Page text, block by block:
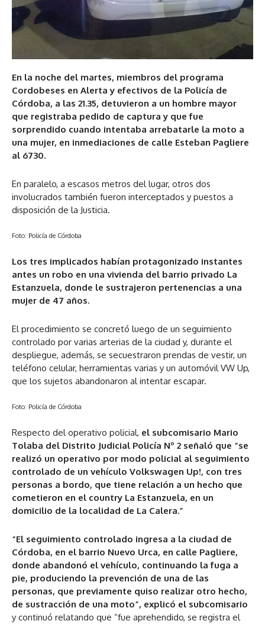
En la noche del martes, miembros del programa
Cordobeses en Alerta y efectivos de la Policía de
Córdoba, a las 21.35, detuvieron a un hombre mayor
que registraba pedido de captura y que fue
sorprendido cuando intentaba arrebatarle la moto a
una mujer, en inmediaciones de calle Esteban Pagliere
al 6730.
En paralelo, a escasos metros del lugar, otros dos
involucrados también fueron interceptados y puestos a
disposición de la Justicia.
Foto: Policía de Córdoba
Los tres implicados habían protagonizado instantes
antes un robo en una vivienda del barrio privado La
Estanzuela, donde le sustrajeron pertenencias a una
mujer de 47 años.
El procedimiento se concretó luego de un seguimiento
controlado por varias arterias de la ciudad y, durante el
despliegue, además, se secuestraron prendas de vestir, un
teléfono celular, herramientas varias y un automóvil VW Up,
que los sujetos abandonaron al intentar escapar.
Foto: Policía de Córdoba
Respecto del operativo policial, el subcomisario Mario
Tolaba del Distrito Judicial Policía Nº 2 señaló que “se
realizó un operativo por modo policial al seguimiento
controlado de un vehículo Volkswagen Up!, con tres
personas a bordo, que tiene relación a un hecho que
cometieron en el country La Estanzuela, en un
domicilio de la localidad de La Calera.”
“El seguimiento controlado ingresa a la ciudad de
Córdoba, en el barrio Nuevo Urca, en calle Pagliere,
donde abandonó el vehículo, continuando la fuga a
pie, produciendo la prevención de una de las
personas, que previamente quiso realizar otro hecho,
de sustracción de una moto”, explicó el subcomisario
y continuó relatando que “fue aprehendido, se registra el